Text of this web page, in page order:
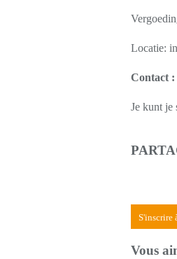
Locatie:
Contact :
Je kunt je
S'inscrire
Vous